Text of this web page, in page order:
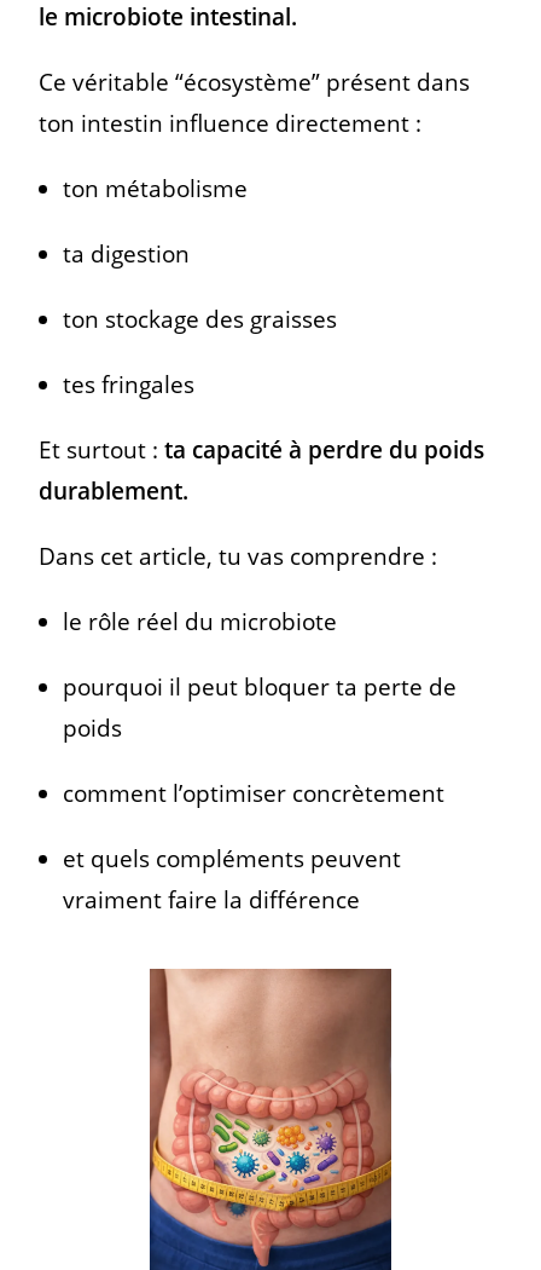
le microbiote intestinal.
Ce véritable “écosystème” présent dans
ton intestin influence directement :
ton métabolisme
ta digestion
ton stockage des graisses
tes fringales
Et surtout :ta capacité à perdre du poids
durablement.
Dans cet article, tu vas comprendre :
le rôle réel du microbiote
pourquoi il peut bloquer ta perte de
poids
comment l’optimiser concrètement
et quels compléments peuvent
vraiment faire la différence